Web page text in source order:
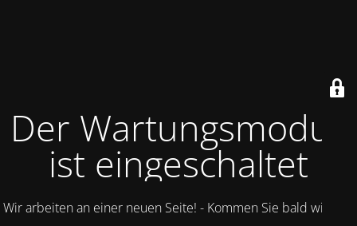
Der Wartungsmodus
ist eingeschaltet
Wir arbeiten an einer neuen Seite! - Kommen Sie bald wieder.